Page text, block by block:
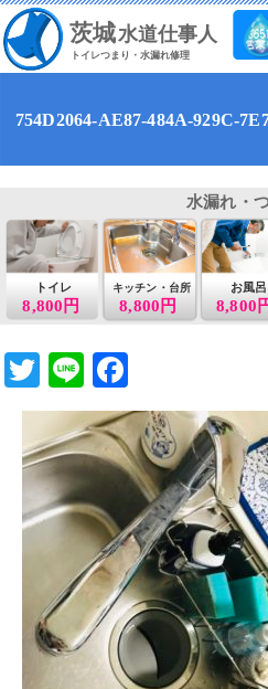
茨城水道仕事人
トイレつまり・水漏れ修理
754D2064-AE87-484A-929C-
8,800円
トイレ
8,800円
キッチン・台所 お風呂
8,800
水漏れ・
T
wi
tt
er
Li
n
e
a
c
e
b
o
o
k